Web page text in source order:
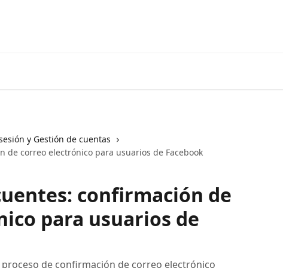
y Gestión de cuentas
de correo electrónico para usuarios de Facebook
confirmación de
para usuarios de
de confirmación de correo electrónico